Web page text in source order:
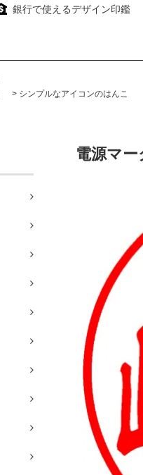
銀行で使えるデザイン印鑑
> シンプルなアイコンのはんこ
電源マ